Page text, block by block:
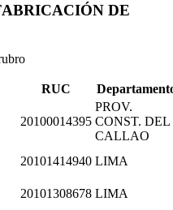
DE
RUC
20100014395
PROV.
CONST. DEL
CALLAO
20101414940 LIMA
20101308678 LIMA